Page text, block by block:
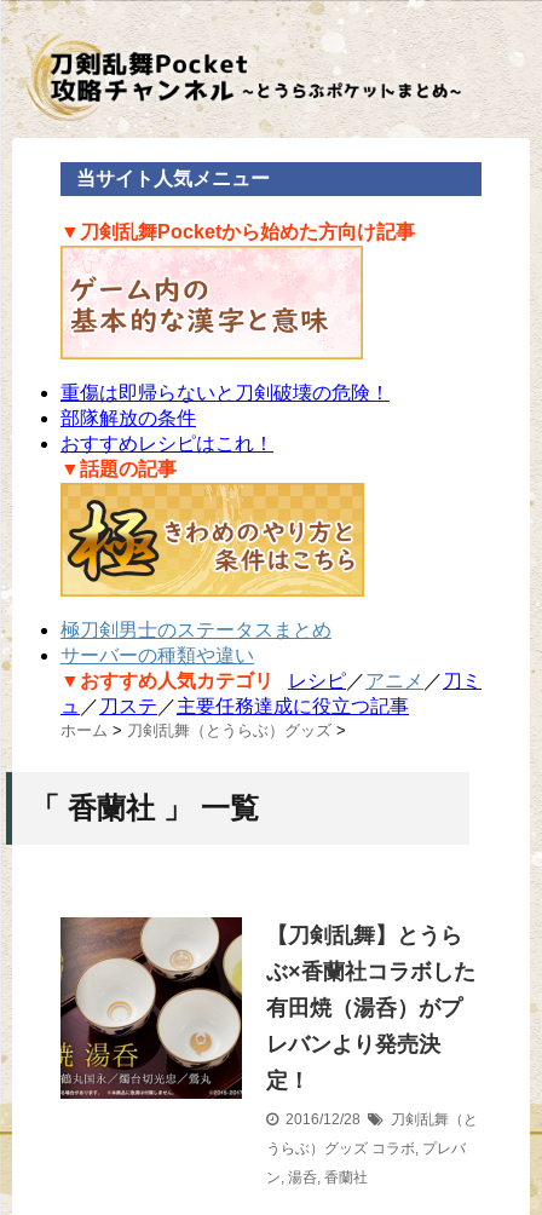
当サイト人気メニュー
▼刀剣乱舞Pocketから始めた方向け記事
重傷は即帰らないと刀剣破壊の危険！
部隊解放の条件
おすすめレシピはこれ！
▼話題の記事
極刀剣男士のステータスまとめ
サーバーの種類や違い
▼おすすめ人気カテゴリ
レシピ／アニメ ／ 刀ミ
ュ ／ 刀ステ ／主要任務達成に役立つ記事
ホーム > 刀剣乱舞（とうらぶ）グッズ >
「 香蘭社 」 一覧
【刀剣乱舞】とうら
ぶ×香蘭社コラボした
有田焼（湯呑）がプ
レバンより発売決
定！
2016/12/28
刀剣乱舞（と
うらぶ）グッズ コラボ, プレバ
ン, 湯呑, 香蘭社